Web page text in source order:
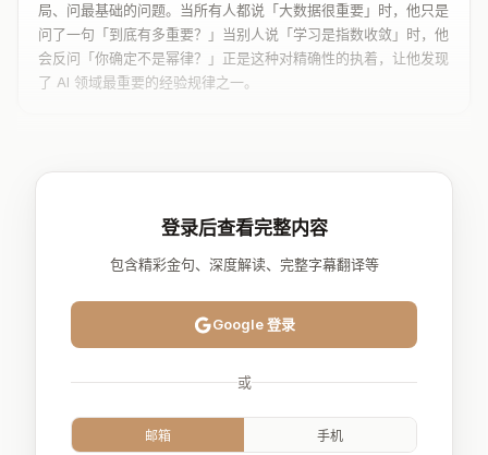
局、问最基础的问题。当所有人都说「大数据很重要」时，他只是
问了一句「到底有多重要？」当别人说「学习是指数收敛」时，他
会反问「你确定不是幂律？」正是这种对精确性的执着，让他发现
了 AI 领域最重要的经验规律之一。
登录后查看完整内容
包含精彩金句、深度解读、完整字幕翻译等
Google 登录
或
邮箱 手机